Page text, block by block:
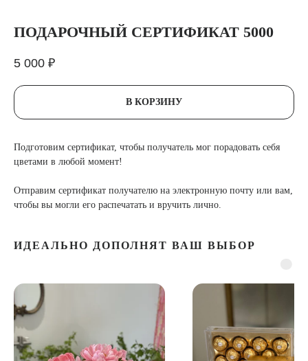
ПОДАРОЧНЫЙ СЕРТИФИКАТ 5000
5 000 ₽
В КОРЗИНУ
Подготовим сертификат, чтобы получатель мог порадовать себя
цветами в любой момент!
Отправим сертификат получателю на электронную почту или вам,
чтобы вы могли его распечатать и вручить лично.
ИДЕАЛЬНО ДОПОЛНЯТ ВАШ ВЫБОР